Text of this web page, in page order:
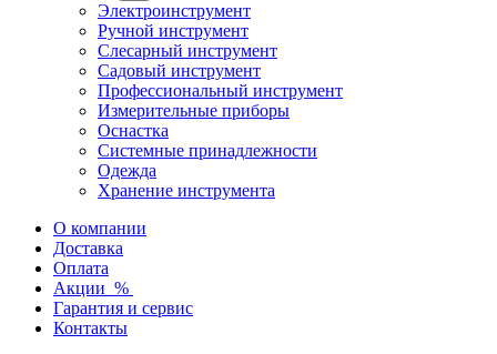
Электроинструмент
Ручной инструмент
Слесарный инструмент
Садовый инструмент
Профессиональный инструмент
Измерительные приборы
Оснастка
Системные принадлежности
Одежда
Хранение инструмента
О компании
Доставка
Оплата
Акции %
Гарантия и сервис
Контакты